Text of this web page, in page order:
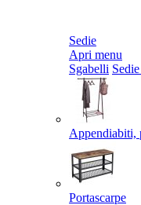
Sedie
Apri menu
Sgabelli
Appendiabiti,
Portascarpe